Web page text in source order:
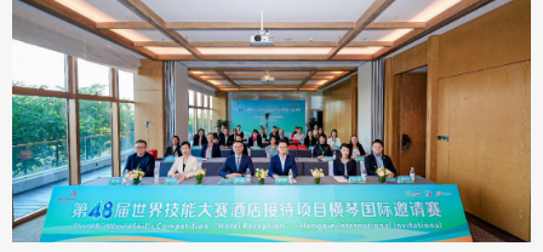
Macau em Hengqin, entre 29 e 31 de outubro de 2026.